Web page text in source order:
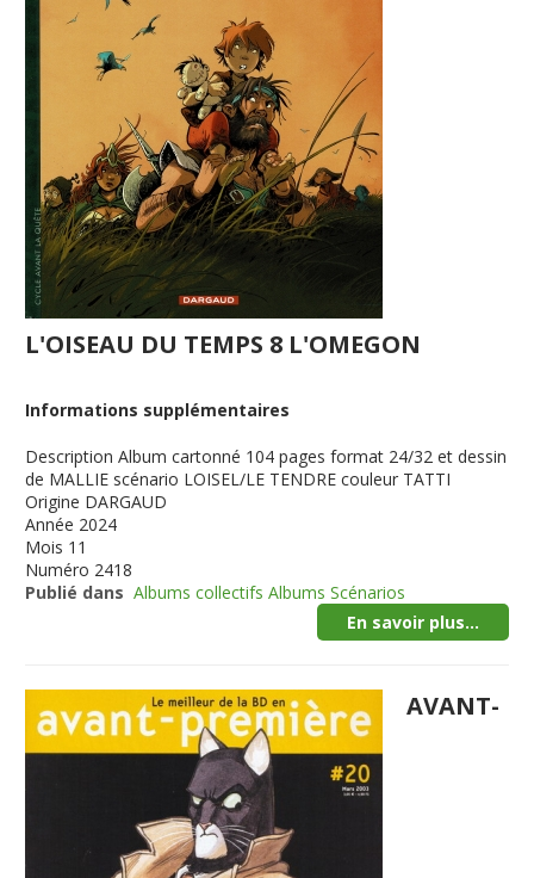
L'OISEAU DU TEMPS 8 L'OMEGON
Informations supplémentaires
Description Album cartonné 104 pages format 24/32 et dessin
de MALLIE scénario LOISEL/LE TENDRE couleur TATTI
Origine DARGAUD
Année 2024
Mois 11
Numéro 2418
Publié dans Albums collectifs Albums Scénarios
En savoir plus...
AVANT-